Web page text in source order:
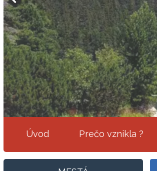
Úvod Prečo vznikla ?